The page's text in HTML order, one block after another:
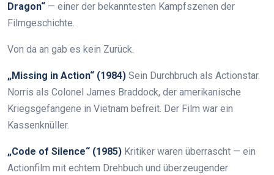
Dragon“ — einer der bekanntesten Kampfszenen der
Filmgeschichte.
Von da an gab es kein Zurück.
„Missing in Action“ (1984) Sein Durchbruch als Actionstar.
Norris als Colonel James Braddock, der amerikanische
Kriegsgefangene in Vietnam befreit. Der Film war ein
Kassenknüller.
„Code of Silence“ (1985) Kritiker waren überrascht — ein
Actionfilm mit echtem Drehbuch und überzeugender